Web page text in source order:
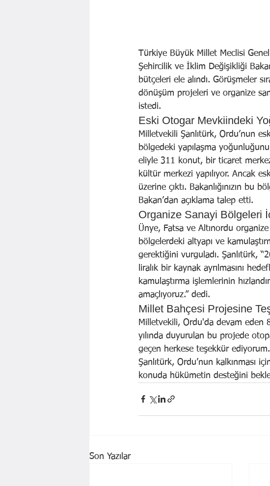
Türkiye Büyük Millet Meclisi
Şehircilik ve İklim Değişikliği
bütçeleri ele alındı. Görüşmeler
dönüşüm projeleri ve organize
istedi.
Eski Otogar Mevkiindeki
Milletvekili Şanlıtürk, Ordu’nun
bölgedeki yapılaşma
eliyle 311 konut, bir ticaret
kültür merkezi yapılıyor. Ancak
üzerine çıktı. Bakanlığınızın bu
Bakan’dan açıklama talep etti.
Organize Sanayi Bölgeleri
Ünye, Fatsa ve Altınordu
bölgelerdeki altyapı ve
gerektiğini vurguladı. Şanlıtürk,
liralık bir kaynak ayrılmasını
kamulaştırma işlemlerinin
amaçlıyoruz.” dedi.
Millet Bahçesi Projesine
Milletvekili, Ordu'da devam eden
yılında duyurulan bu projede
geçen herkese teşekkür
Şanlıtürk, Ordu’nun kalkınması
konuda hükümetin desteğini
Son Yazılar